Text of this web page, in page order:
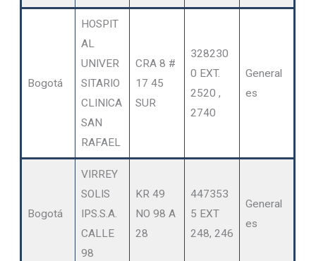
Bogotá
HOSPIT
AL
UNIVER
SITARIO
CLINICA
SAN
RAFAEL
CRA 8 #
17 45
SUR
328230
0 EXT.
2520 ,
2740
General
es
Bogotá
VIRREY
SOLIS
IPS.S.A.
CALLE
98
KR 49
NO 98 A
28
447353
5 EXT
248, 246
General
es